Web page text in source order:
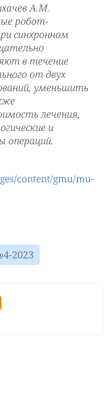
А.М.
робот-
синхронном
в течение
от двух
уменьшить
лечения,
и
операций.
content/gmu/mu-
2023